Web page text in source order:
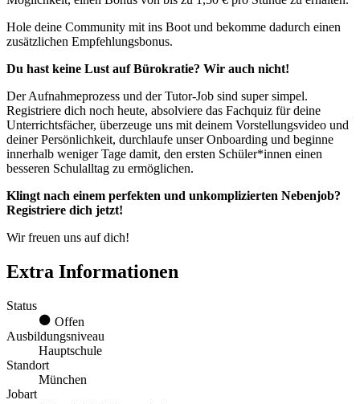
Hole deine Community mit ins Boot und bekomme dadurch einen
zusätzlichen Empfehlungsbonus.
Du hast keine Lust auf Bürokratie? Wir auch nicht!
Der Aufnahmeprozess und der Tutor-Job sind super simpel.
Registriere dich noch heute, absolviere das Fachquiz für deine
Unterrichtsfächer, überzeuge uns mit deinem Vorstellungsvideo und
deiner Persönlichkeit, durchlaufe unser Onboarding und beginne
innerhalb weniger Tage damit, den ersten Schüler*innen einen
besseren Schulalltag zu ermöglichen.
Klingt nach einem perfekten und unkomplizierten Nebenjob?
Registriere dich jetzt!
Wir freuen uns auf dich!
Extra Informationen
Status
Offen
Ausbildungsniveau
Hauptschule
Standort
München
Jobart